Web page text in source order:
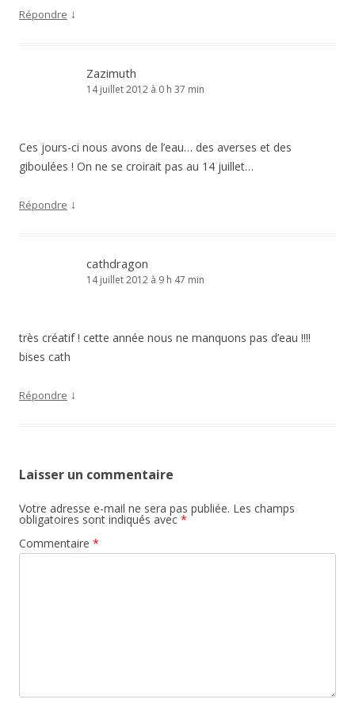
Répondre ↓
Zazimuth
14 juillet 2012 à 0 h 37 min
Ces jours-ci nous avons de l’eau… des averses et des
giboulées ! On ne se croirait pas au 14 juillet…
Répondre ↓
cathdragon
14 juillet 2012 à 9 h 47 min
très créatif ! cette année nous ne manquons pas d’eau !!!!
bises cath
Répondre ↓
Laisser un commentaire
Votre adresse e-mail ne sera pas publiée. Les champs
obligatoires sont indiqués avec *
Commentaire *